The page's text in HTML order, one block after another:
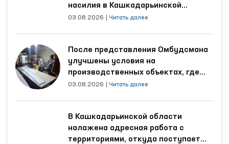
насилия в Кашкадарьинской
области
03.08.2026 Читать далее
После представления Омбудсмана
улучшены условия на
производственных объектах, где
трудятся осуждённые
03.08.2026 Читать далее
В Кашкадарьинской области
налажена адресная работа с
территориями, откуда поступает